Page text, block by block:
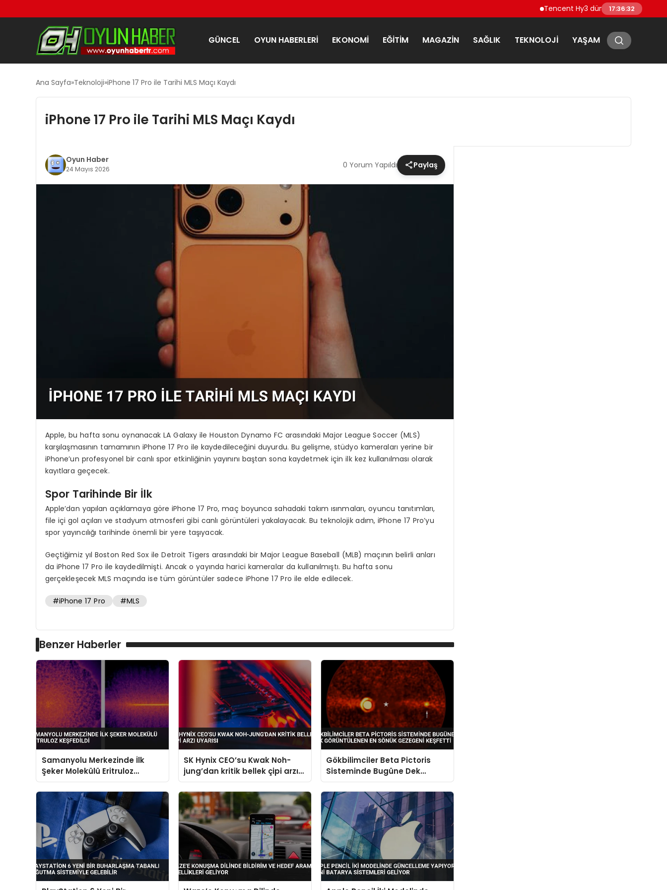
Tencent Hy3 dünya genelinde
17:36:33
GÜNCEL OYUN HABERLERI EKONOMI EĞITIM MAGAZIN SAĞLIK TEKNOLOJI YAŞAM
Ana Sayfa Teknoloji iPhone 17 Pro ile Tarihi MLS Maçı Kaydı
iPhone 17 Pro ile Tarihi MLS Maçı Kaydı
Oyun Haber
24 Mayıs 2026 0 Yorum Yapıldı Paylaş
Apple, bu hafta sonu oynanacak LA Galaxy ile Houston Dynamo FC arasındaki Major League Soccer (MLS)
karşılaşmasının tamamının iPhone 17 Pro ile kaydedileceğini duyurdu. Bu gelişme, stüdyo kameraları yerine bir
iPhone’un profesyonel bir canlı spor etkinliğinin yayınını baştan sona kaydetmek için ilk kez kullanılması olarak
kayıtlara geçecek.
Spor Tarihinde Bir İlk
Apple’dan yapılan açıklamaya göre iPhone 17 Pro, maç boyunca sahadaki takım ısınmaları, oyuncu tanıtımları,
file içi gol açıları ve stadyum atmosferi gibi canlı görüntüleri yakalayacak. Bu teknolojik adım, iPhone 17 Pro’yu
spor yayıncılığı tarihinde önemli bir yere taşıyacak.
Geçtiğimiz yıl Boston Red Sox ile Detroit Tigers arasındaki bir Major League Baseball (MLB) maçının belirli anları
da iPhone 17 Pro ile kaydedilmişti. Ancak o yayında harici kameralar da kullanılmıştı. Bu hafta sonu
gerçekleşecek MLS maçında ise tüm görüntüler sadece iPhone 17 Pro ile elde edilecek.
#iPhone 17 Pro #MLS
Benzer Haberler
Samanyolu Merkezinde İlk
Şeker Molekülü Eritruloz
Keşfedildi
SK Hynix CEO’su Kwak Noh-
jung’dan kritik bellek çipi arzı
uyarısı
Gökbilimciler Beta Pictoris
Sisteminde Bugüne Dek
Görüntülenen En Sönük
Gezegeni Keşfetti